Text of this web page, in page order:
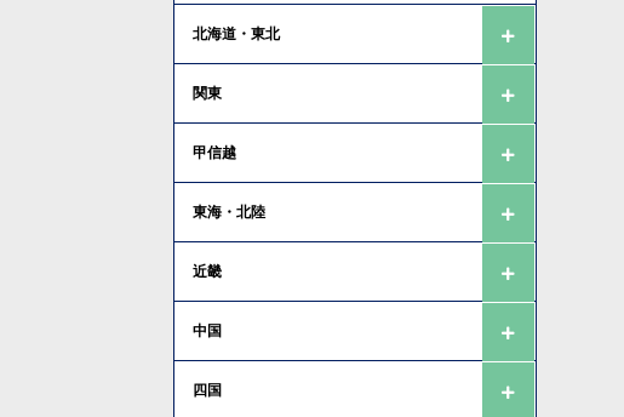
北海道・東北
関東
甲信越
東海・北陸
近畿
中国
四国